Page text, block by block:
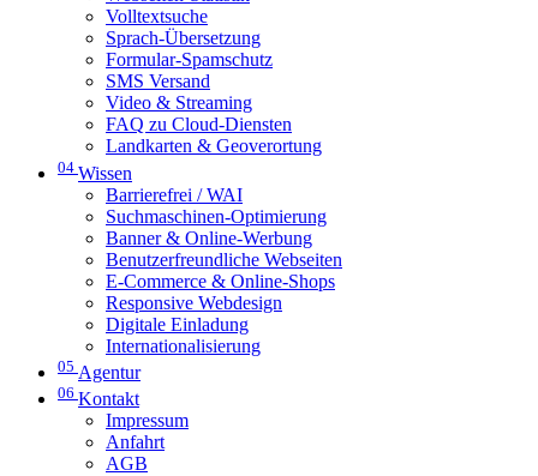
Volltextsuche
Sprach-Übersetzung
Formular-Spamschutz
SMS Versand
Video & Streaming
FAQ zu Cloud-Diensten
Landkarten & Geoverortung
04 Wissen
Barrierefrei / WAI
Suchmaschinen-Optimierung
Banner & Online-Werbung
Benutzerfreundliche Webseiten
E-Commerce & Online-Shops
Responsive Webdesign
Digitale Einladung
Internationalisierung
05 Agentur
06 Kontakt
Impressum
Anfahrt
AGB